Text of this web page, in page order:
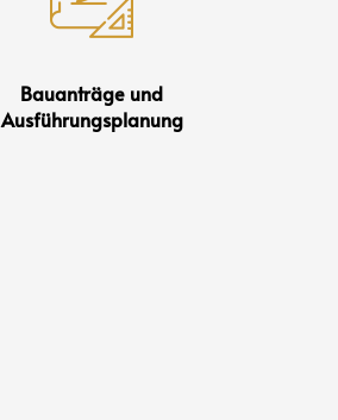
Bauanträge und
Ausführungsplanung